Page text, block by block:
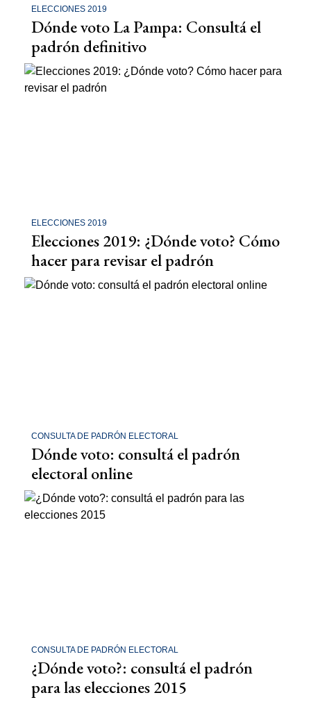
ELECCIONES 2019
Dónde voto La Pampa: Consultá el
padrón definitivo
ELECCIONES 2019
Elecciones 2019: ¿Dónde voto? Cómo
hacer para revisar el padrón
CONSULTA DE PADRÓN ELECTORAL
Dónde voto: consultá el padrón
electoral online
CONSULTA DE PADRÓN ELECTORAL
¿Dónde voto?: consultá el padrón
para las elecciones 2015